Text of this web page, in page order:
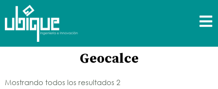
Geocalce
Mostrando todos los resultados 2